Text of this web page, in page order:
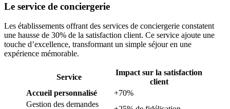
Le service de conciergerie
Les établissements offrant des services de conciergerie constatent
une hausse de 30% de la satisfaction client. Ce service ajoute une
touche d’excellence, transformant un simple séjour en une
expérience mémorable.
Service
Impact sur la satisfaction
client
Accueil personnalisé
+70%
Gestion des demandes